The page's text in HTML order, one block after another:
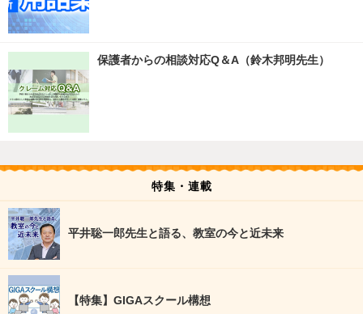
保護者からの相談対応Q＆A（鈴木邦明先生）
特集・連載
平井聡一郎先生と語る、教室の今と近未来
【特集】GIGAスクール構想